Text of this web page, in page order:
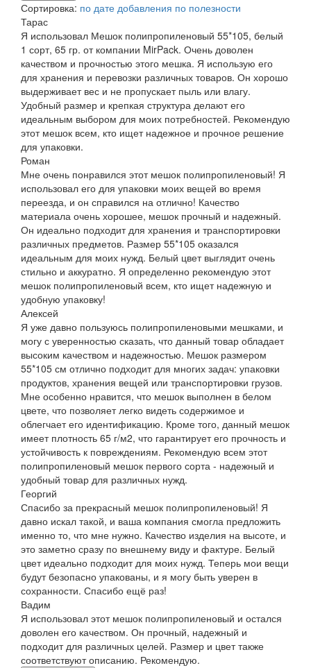
Сортировка: по дате добавления по полезности
Тарас
Я использовал Мешок полипропиленовый 55*105, белый
1 сорт, 65 гр. от компании MirPack. Очень доволен
качеством и прочностью этого мешка. Я использую его
для хранения и перевозки различных товаров. Он хорошо
выдерживает вес и не пропускает пыль или влагу.
Удобный размер и крепкая структура делают его
идеальным выбором для моих потребностей. Рекомендую
этот мешок всем, кто ищет надежное и прочное решение
для упаковки.
Роман
Мне очень понравился этот мешок полипропиленовый! Я
использовал его для упаковки моих вещей во время
переезда, и он справился на отлично! Качество
материала очень хорошее, мешок прочный и надежный.
Он идеально подходит для хранения и транспортировки
различных предметов. Размер 55*105 оказался
идеальным для моих нужд. Белый цвет выглядит очень
стильно и аккуратно. Я определенно рекомендую этот
мешок полипропиленовый всем, кто ищет надежную и
удобную упаковку!
Алексей
Я уже давно пользуюсь полипропиленовыми мешками, и
могу с уверенностью сказать, что данный товар обладает
высоким качеством и надежностью. Мешок размером
55*105 см отлично подходит для многих задач: упаковки
продуктов, хранения вещей или транспортировки грузов.
Мне особенно нравится, что мешок выполнен в белом
цвете, что позволяет легко видеть содержимое и
облегчает его идентификацию. Кроме того, данный мешок
имеет плотность 65 г/м2, что гарантирует его прочность и
устойчивость к повреждениям. Рекомендую всем этот
полипропиленовый мешок первого сорта - надежный и
удобный товар для различных нужд.
Георгий
Спасибо за прекрасный мешок полипропиленовый! Я
давно искал такой, и ваша компания смогла предложить
именно то, что мне нужно. Качество изделия на высоте, и
это заметно сразу по внешнему виду и фактуре. Белый
цвет идеально подходит для моих нужд. Теперь мои вещи
будут безопасно упакованы, и я могу быть уверен в
сохранности. Спасибо ещё раз!
Вадим
Я использовал этот мешок полипропиленовый и остался
доволен его качеством. Он прочный, надежный и
подходит для различных целей. Размер и цвет также
соответствуют описанию. Рекомендую.